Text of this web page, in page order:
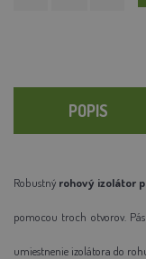
POPIS
Robustný rohový izolátor
pomocou troch otvorov.
umiestnenie izolátora do